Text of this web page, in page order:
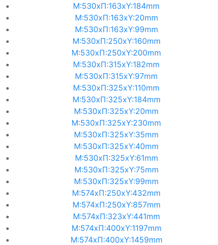
M:530xΠ:163xΥ:184mm
M:530xΠ:163xΥ:20mm
M:530xΠ:163xΥ:99mm
M:530xΠ:250xΥ:160mm
M:530xΠ:250xΥ:200mm
M:530xΠ:315xΥ:182mm
M:530xΠ:315xΥ:97mm
M:530xΠ:325xΥ:110mm
M:530xΠ:325xΥ:184mm
M:530xΠ:325xΥ:20mm
M:530xΠ:325xΥ:230mm
M:530xΠ:325xΥ:35mm
M:530xΠ:325xΥ:40mm
M:530xΠ:325xΥ:61mm
M:530xΠ:325xΥ:75mm
M:530xΠ:325xΥ:99mm
M:574xΠ:250xΥ:432mm
M:574xΠ:250xΥ:857mm
M:574xΠ:323xΥ:441mm
M:574xΠ:400xΥ:1197mm
M:574xΠ:400xΥ:1459mm